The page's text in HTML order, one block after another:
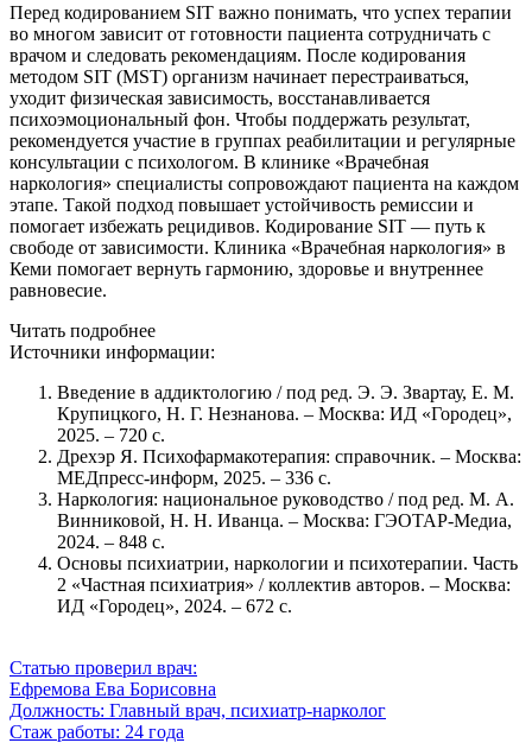
Перед кодированием SIT важно понимать, что успех терапии
во многом зависит от готовности пациента сотрудничать с
врачом и следовать рекомендациям. После кодирования
методом SIT (MST) организм начинает перестраиваться,
уходит физическая зависимость, восстанавливается
психоэмоциональный фон. Чтобы поддержать результат,
рекомендуется участие в группах реабилитации и регулярные
консультации с психологом. В клинике «Врачебная
наркология» специалисты сопровождают пациента на каждом
этапе. Такой подход повышает устойчивость ремиссии и
помогает избежать рецидивов. Кодирование SIT — путь к
свободе от зависимости. Клиника «Врачебная наркология» в
Кеми помогает вернуть гармонию, здоровье и внутреннее
равновесие.
Читать подробнее
Источники информации:
Введение в аддиктологию / под ред. Э. Э. Звартау, Е. М.
Крупицкого, Н. Г. Незнанова. – Москва: ИД «Городец»,
2025. – 720 с.
Дрехэр Я. Психофармакотерапия: справочник. – Москва:
МЕДпресс-информ, 2025. – 336 с.
Наркология: национальное руководство / под ред. М. А.
Винниковой, Н. Н. Иванца. – Москва: ГЭОТАР-Медиа,
2024. – 848 с.
Основы психиатрии, наркологии и психотерапии. Часть
2 «Частная психиатрия» / коллектив авторов. – Москва:
ИД «Городец», 2024. – 672 с.
Статью проверил врач:
Ефремова Ева Борисовна
Должность: Главный врач, психиатр-нарколог
Стаж работы: 24 года